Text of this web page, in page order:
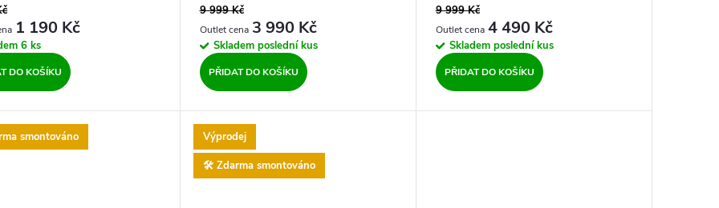
1 190 Kč
6 ks
DO KOŠÍKU
9 999 Kč
3 990 Kč
Skladem poslední kus
PŘIDAT DO KOŠÍKU
9 999 Kč
4 490 Kč
Skladem poslední kus
PŘIDAT DO KOŠÍKU
smontováno
Výprodej
🛠️ Zdarma smontováno